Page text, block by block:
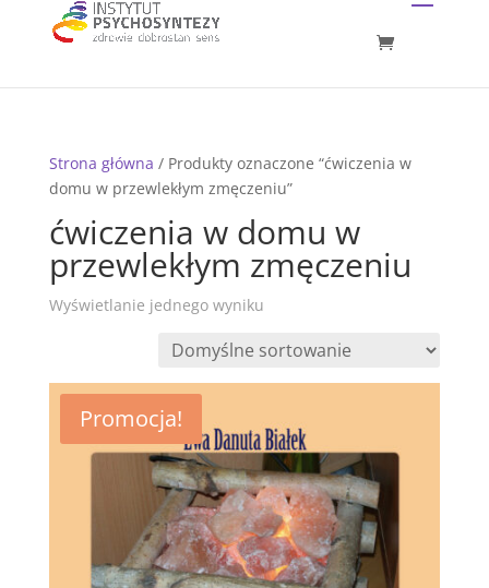
Strona główna / Produkty oznaczone “ćwiczenia w
domu w przewlekłym zmęczeniu”
ćwiczenia w domu w
przewlekłym zmęczeniu
Wyświetlanie jednego wyniku
Promocja!